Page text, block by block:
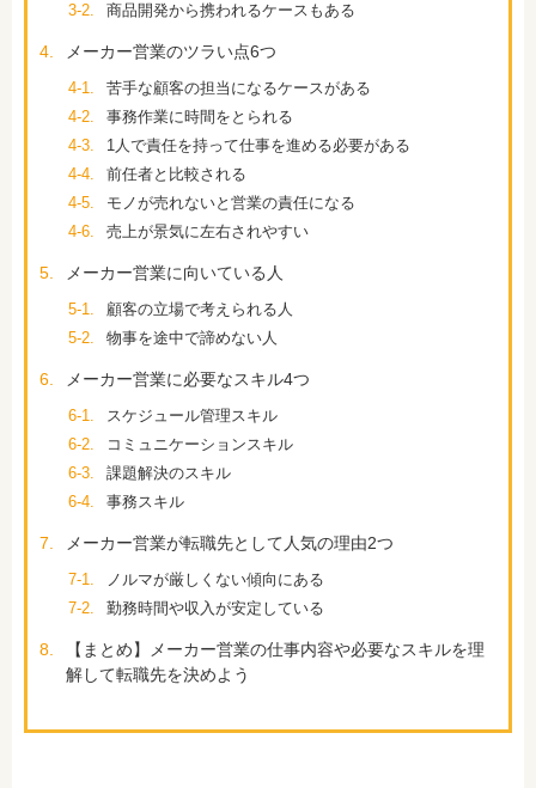
3-2.
商品開発から携われるケースもある
4. メーカー営業のツラい点6つ
4-1.
苦手な顧客の担当になるケースがある
4-2.
事務作業に時間をとられる
4-3.
1人で責任を持って仕事を進める必要がある
4-4.
前任者と比較される
4-5.
モノが売れないと営業の責任になる
4-6.
売上が景気に左右されやすい
5. メーカー営業に向いている人
5-1.
顧客の立場で考えられる人
5-2.
物事を途中で諦めない人
6. メーカー営業に必要なスキル4つ
6-1.
スケジュール管理スキル
6-2.
コミュニケーションスキル
6-3.
課題解決のスキル
6-4.
事務スキル
7. メーカー営業が転職先として人気の理由2つ
7-1.
ノルマが厳しくない傾向にある
7-2.
勤務時間や収入が安定している
8.
【まとめ】メーカー営業の仕事内容や必要なスキルを理
解して転職先を決めよう